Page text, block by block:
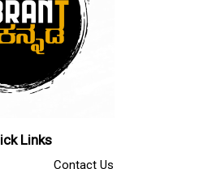
Links
Contact Us